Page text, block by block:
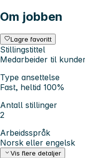
Om jobben
Lagre favoritt
Stillingstittel
Medarbeider til
Type ansettelse
Fast, heltid 100%
Antall stillinger
2
Arbeidsspråk
Norsk eller engelsk
Vis flere detaljer